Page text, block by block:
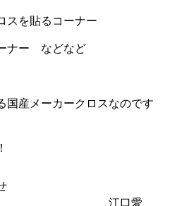
スを貼るコーナー
ナー などなど
国産メーカークロスなのです
口愛